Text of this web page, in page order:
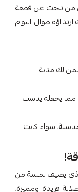
من تبحث عن قطعة
طوال اليوم
لك متانة
مما يجعله يناسب
سواء كانت
يضيف لمسة من
فريدة ومميزة،